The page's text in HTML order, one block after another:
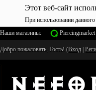
Этот веб-сайт
При использовании
Наши магазины:
Добро пожаловать, Гость! (Вход